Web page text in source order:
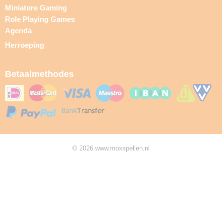
Miniature Gaming
Role Playing Games
Agenda
Herroeping
Betaalmethodes
© 2026 www.moxspellen.nl